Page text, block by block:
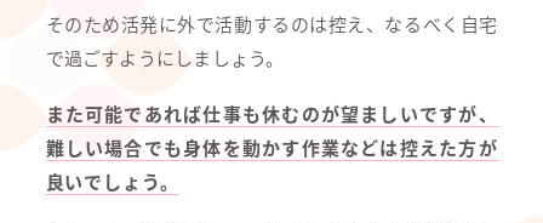
そのため活発に外で活動するのは控え、なるべく自宅
で過ごすようにしましょう。
また可能であれば仕事も休むのが望ましいですが、
難しい場合でも身体を動かす作業などは控えた方が
良いでしょう。